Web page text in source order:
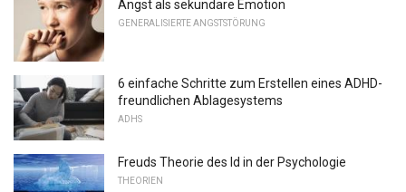
Angst als sekundäre Emotion
GENERALISIERTE ANGSTSTÖRUNG
6 einfache Schritte zum Erstellen eines ADHD-
freundlichen Ablagesystems
ADHS
Freuds Theorie des Id in der Psychologie
THEORIEN